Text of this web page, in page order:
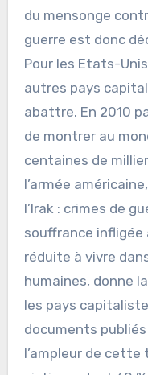
du mensonge
guerre est donc
Pour les Etats-
autres pays
abattre. En 2010
de montrer au
centaines de
l’armée
l’Irak : crimes de
souffrance infligée
réduite à vivre
humaines, donne
les pays
documents
l’ampleur de cette